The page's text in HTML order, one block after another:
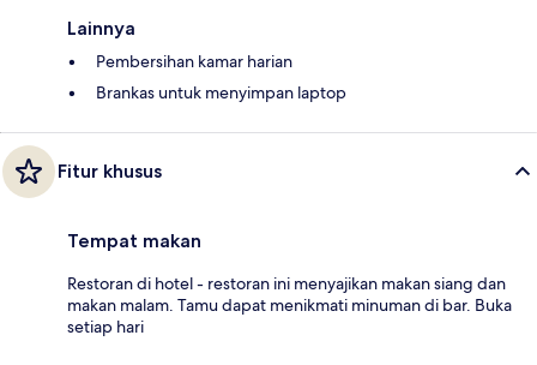
Lainnya
Pembersihan kamar harian
Brankas untuk menyimpan laptop
Fitur khusus
Tempat makan
Restoran di hotel - restoran ini menyajikan makan siang dan
makan malam. Tamu dapat menikmati minuman di bar. Buka
setiap hari